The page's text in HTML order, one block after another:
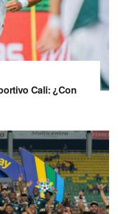
Cali: ¿Con